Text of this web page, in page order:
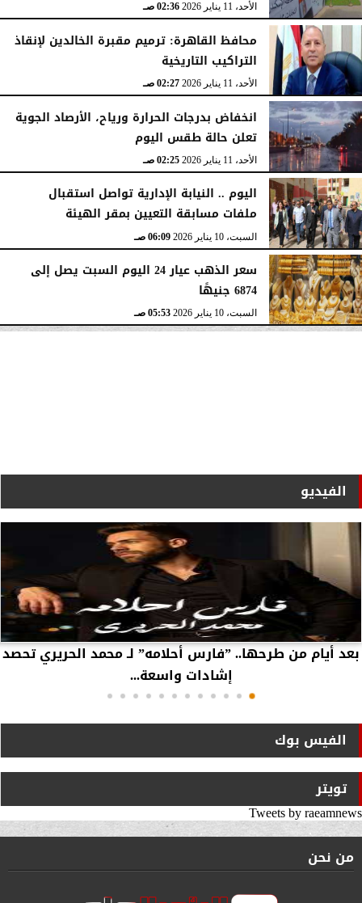
الأحد، 11 يناير 2026 02:36 صـ
محافظ القاهرة: ترميم مقبرة الخالدين لإنقاذ
التراكيب التاريخية
الأحد، 11 يناير 2026 02:27 صـ
انخفاض بدرجات الحرارة ورياح، الأرصاد الجوية
تعلن حالة طقس اليوم
الأحد، 11 يناير 2026 02:25 صـ
اليوم .. النيابة الإدارية تواصل استقبال
ملفات مسابقة التعيين بمقر الهيئة
السبت، 10 يناير 2026 06:09 صـ
سعر الذهب عيار 24 اليوم السبت يصل إلى
6874 جنيهًا
السبت، 10 يناير 2026 05:53 صـ
الفيديو
بعد أيام من طرحها.. ”فارس أحلامه” لـ محمد الحريري تحصد
إشادات واسعة...
الفيس بوك
تويتر
Tweets by raeamnews
من نحن